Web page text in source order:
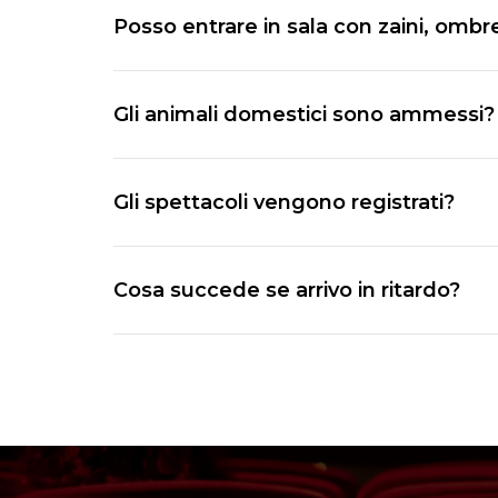
Posso entrare in sala con zaini,
Gli animali domestici sono ammessi?
Gli spettacoli vengono registrati?
l’autorizzazione all’utilizzo della
Cosa succede se arrivo in ritardo?